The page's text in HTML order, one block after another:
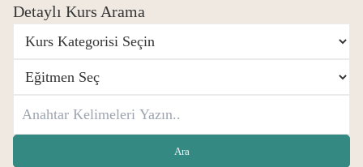
Detaylı Kurs Arama